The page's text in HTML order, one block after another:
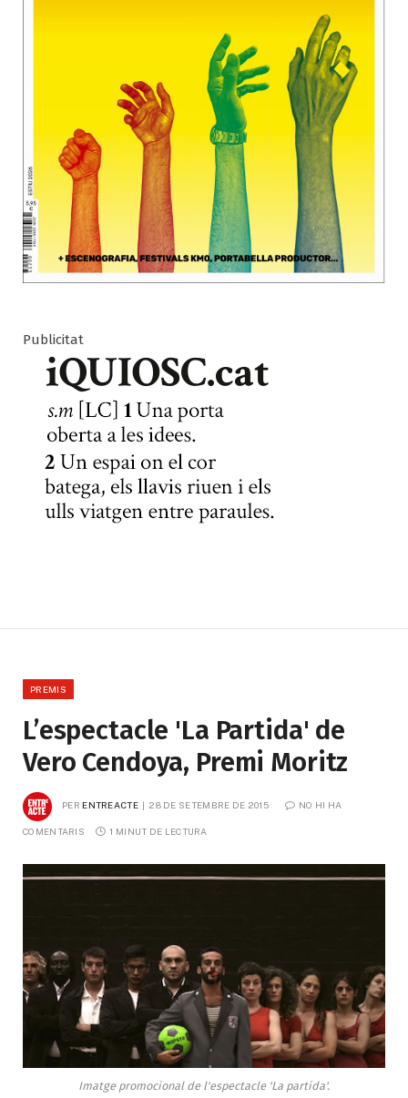
Publicitat
PREMIS
L’espectacle 'La Partida' de
Vero Cendoya, Premi Moritz
PER ENTREACTE 28 DE SETEMBRE DE 2015 NO HI HA
COMENTARIS 1 MINUT DE LECTURA
Imatge promocional de l'espectacle 'La partida'.